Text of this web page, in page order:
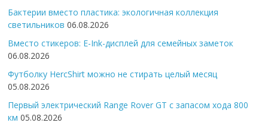
Бактерии вместо пластика: экологичная коллекция
светильников 06.08.2026
Вместо стикеров: E-Ink-дисплей для семейных заметок
06.08.2026
Футболку HercShirt можно не стирать целый месяц
05.08.2026
Первый электрический Range Rover GT с запасом хода 800
км 05.08.2026